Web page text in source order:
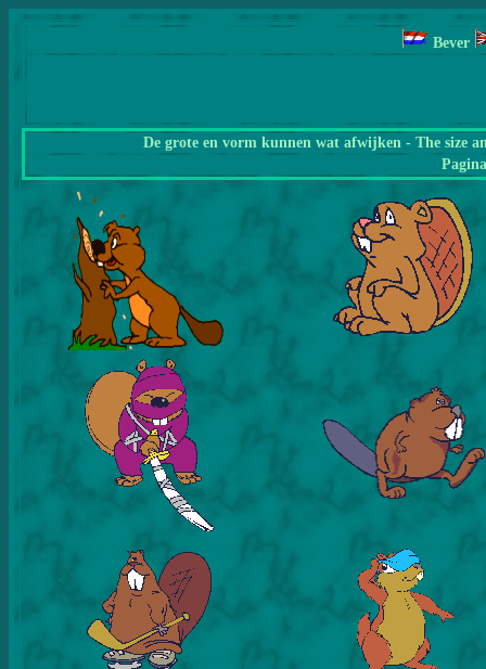
Bever
De grote en vorm kunnen wat afwijken - The size